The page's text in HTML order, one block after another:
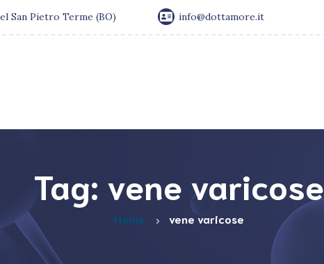
San Pietro Terme (BO) info@dottamore.it
Tag: vene varicose
Home vene varicose